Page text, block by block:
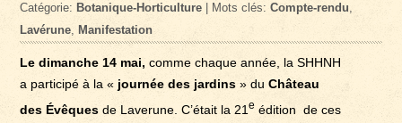
Catégorie: Botanique-Horticulture | Mots clés:Compte-rendu,
Lavérune, Manifestation
Le dimanche 14 mai, comme chaque année, la SHHNH
a participé à la « journée des jardins » duChâteau
des Évêques de Laverune. C’était la 21e édition de ces